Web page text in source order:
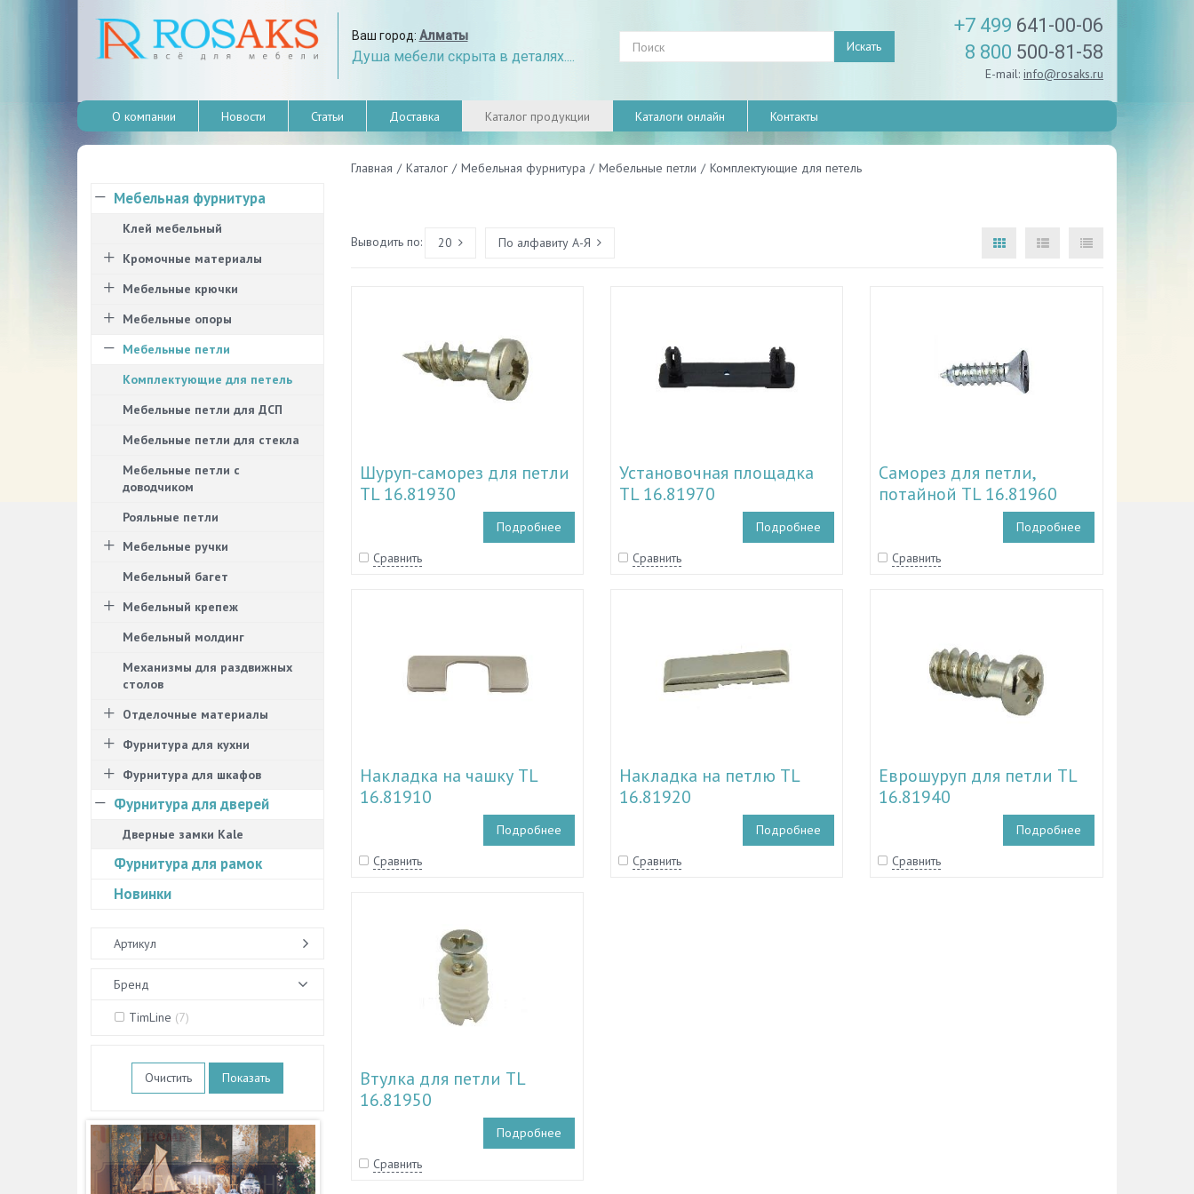
Ваш город: Алматы
Душа мебели скрыта в деталях....
Искать
+7 499 641-00-06
8 800 500-81-58
E-mail: info@rosaks.ru
О компании Новости Статьи Доставка Каталог продукции Каталоги онлайн Контакты
Главная / Каталог / Мебельная фурнитура / Мебельные петли / Комплектующие для петель
Выводить по: 20 По алфавиту А-Я
Шуруп-саморез для петли
TL 16.81930
Подробнее
Сравнить
Установочная площадка
TL 16.81970
Подробнее
Сравнить
Саморез для петли,
потайной TL 16.81960
Подробнее
Сравнить
Накладка на чашку TL
16.81910
Подробнее
Сравнить
Накладка на петлю TL
16.81920
Подробнее
Сравнить
Еврошуруп для петли TL
16.81940
Подробнее
Сравнить
Втулка для петли TL
16.81950
Подробнее
Сравнить
Мебельная фурнитура
Клей мебельный
Кромочные материалы
Мебельные крючки
Мебельные опоры
Мебельные петли
Комплектующие для петель
Мебельные петли для ДСП
Мебельные петли для стекла
Мебельные петли с
доводчиком
Рояльные петли
Мебельные ручки
Мебельный багет
Мебельный крепеж
Мебельный молдинг
Механизмы для раздвижных
столов
Отделочные материалы
Фурнитура для кухни
Фурнитура для шкафов
Фурнитура для дверей
Дверные замки Kale
Фурнитура для рамок
Новинки
Артикул
Бренд
TimLine (7)
Очистить